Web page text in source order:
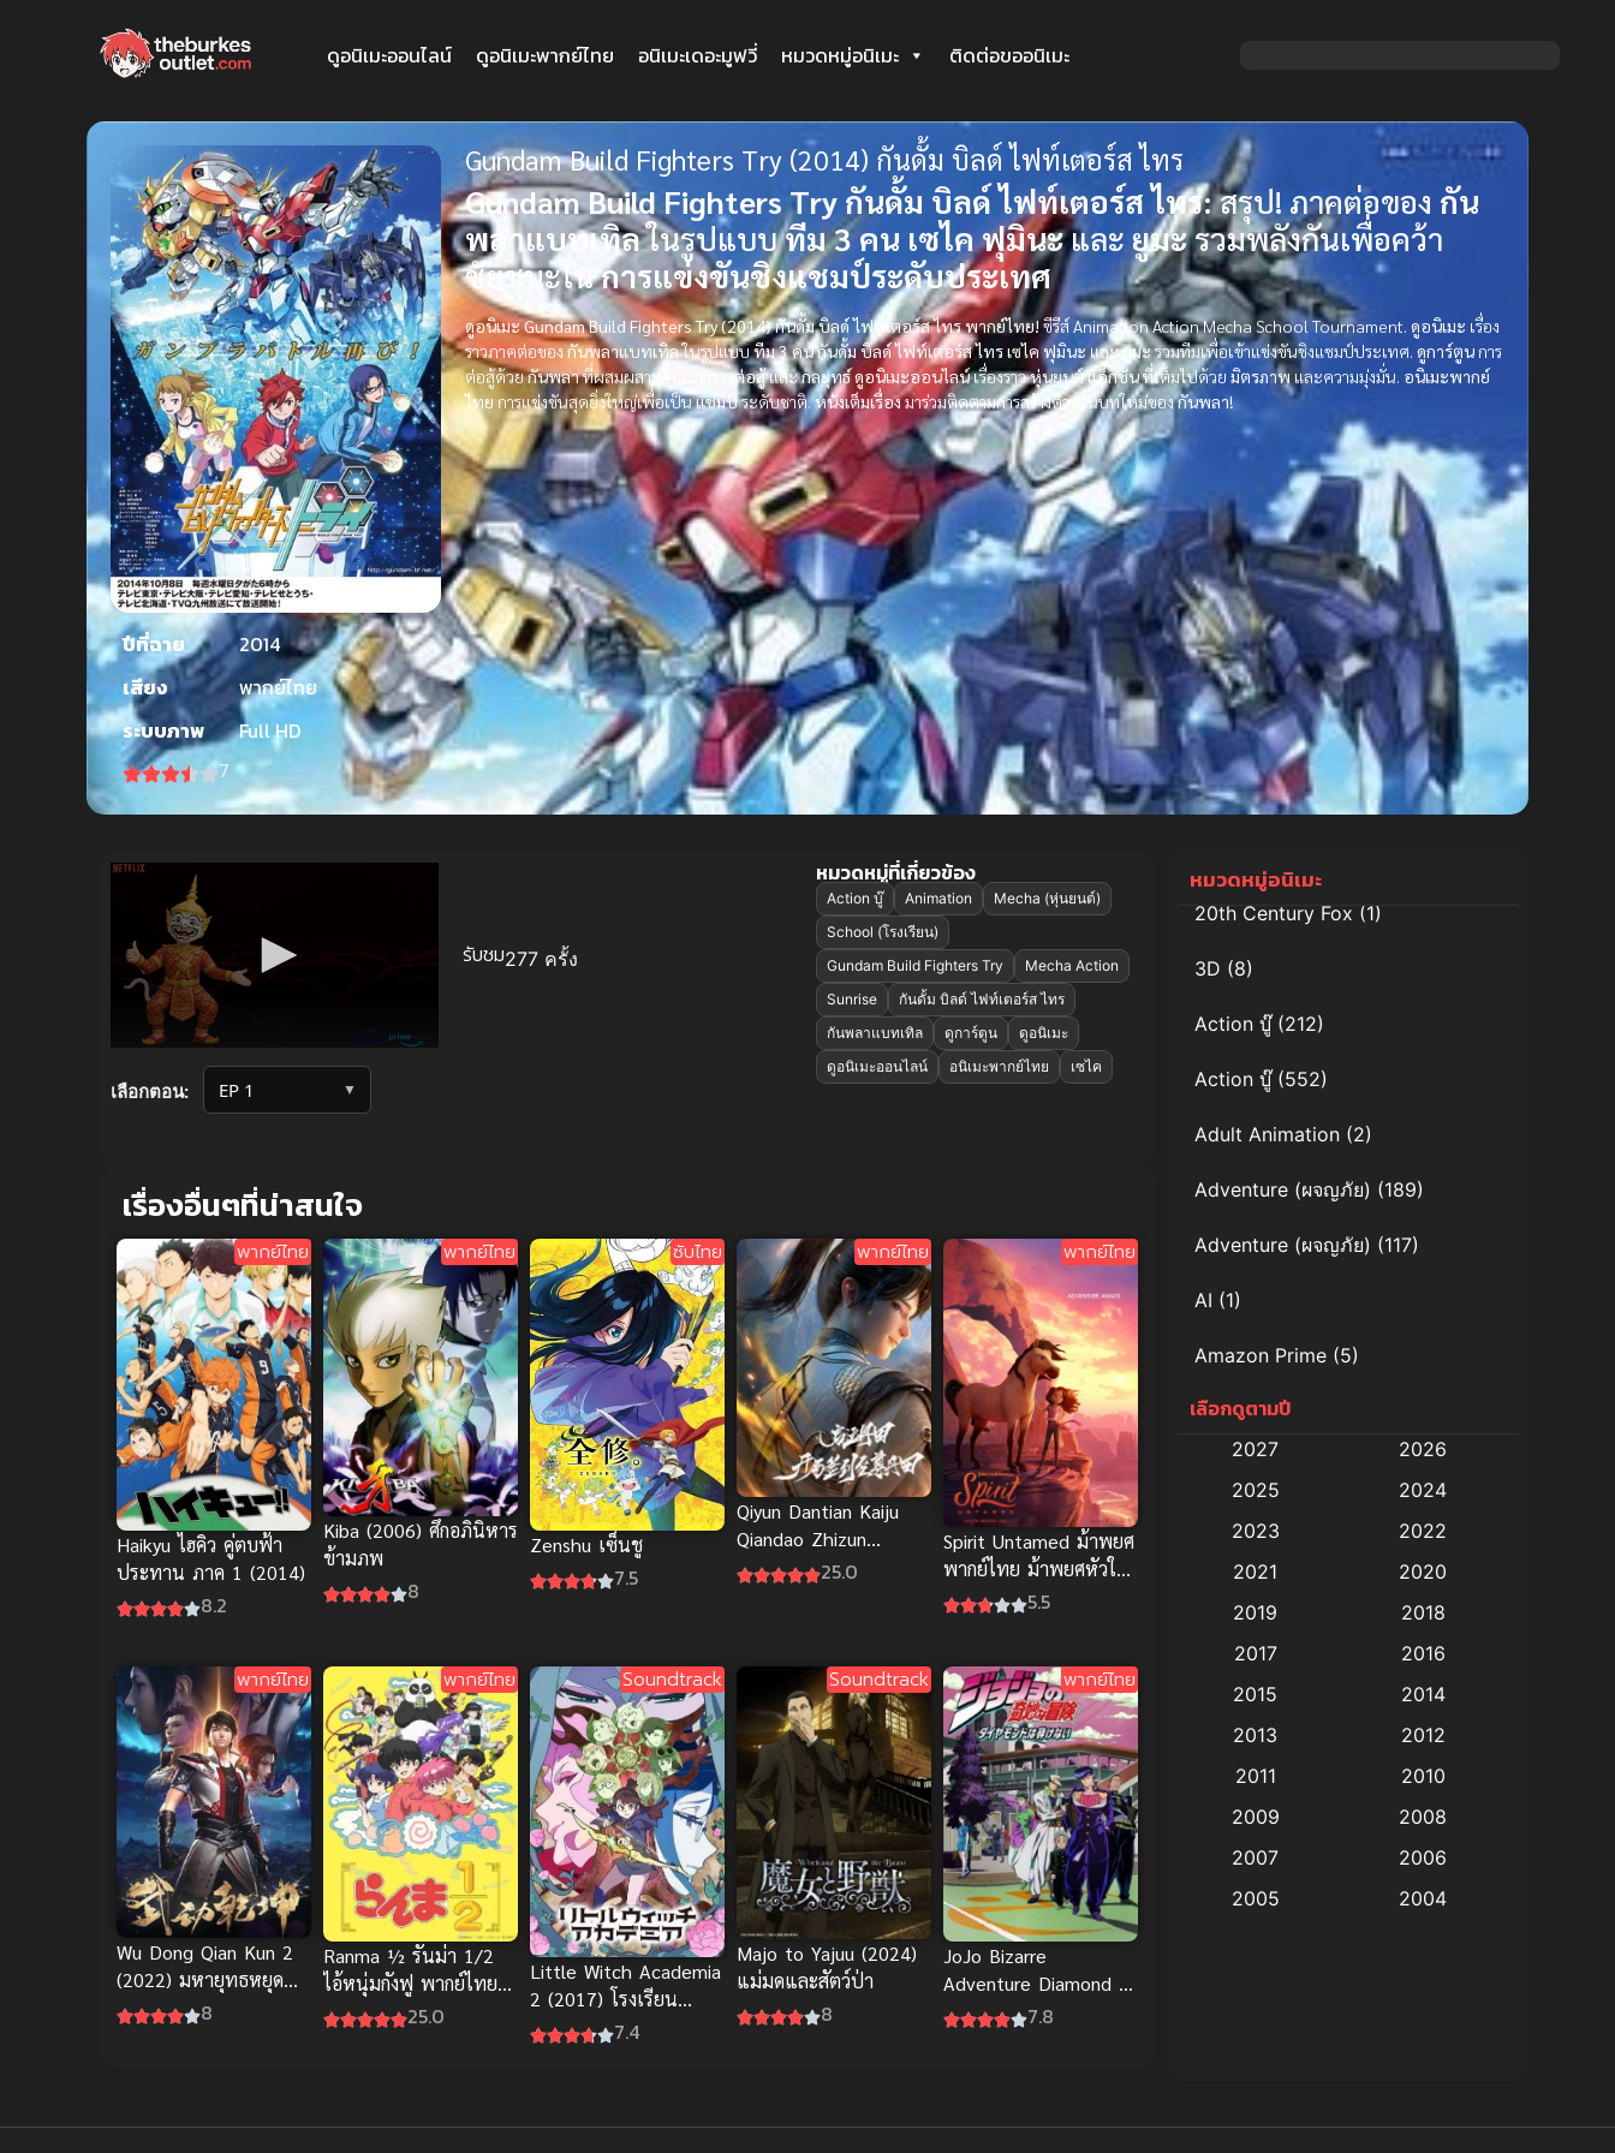
ดูอนิเมะออนไลน์ ดูอนิเมะพากย์ไทย อนิเมะเดอะมูฟวี่ หมวดหมู่อนิเมะ ติดต่อขออนิเมะ
ปีที่ฉาย
2014
เสียง
พากย์ไทย
ระบบภาพ
Full HD
7
Gundam Build Fighters Try (2014) กันดั้ม บิลด์ ไฟท์เตอร์ส ไทร
Gundam Build Fighters Try กันดั้ม บิลด์ ไฟท์เตอร์ส ไทร:สรุป! ภาคต่อของ กัน
พลาแบทเทิลในรูปแบบทีม 3 คน เซไคฟุมินะและ ยูมะรวมพลังกันเพื่อคว้า
ชัยชนะในการแข่งขันชิงแชมป์ระดับประเทศ
ดูอนิเมะ Gundam Build Fighters Try (2014) กันดั้ม บิลด์ ไฟท์เตอร์ส ไทร พากย์ไทย!ซีรีส์ Animation Action Mecha School Tournament. ดูอนิเมะ เรื่อง
ราวภาคต่อของกันพลาแบทเทิลในรูปแบบทีม 3 คนกันดั้ม บิลด์ ไฟท์เตอร์ส ไทรเซไค ฟุมินะและยูมะรวมทีมเพื่อเข้าแข่งขันชิงแชมป์ประเทศ. ดูการ์ตูนการ
ต่อสู้ด้วยกันพลาที่ผสมผสาน ศิลปะการต่อสู้และกลยุทธ์ดูอนิเมะออนไลน์เรื่องราวหุ่นยนต์แอ็กชันที่เต็มไปด้วย มิตรภาพ และความมุ่งมั่น. อนิเมะพากย์
ไทย การแข่งขันสุดยิ่งใหญ่เพื่อเป็นแชมป์ระดับชาติ.หนังเต็มเรื่องมาร่วมติดตามการสร้างตำนานบทใหม่ของกันพลา!
เลือกตอน: ▼
รับชม277 ครั้ง
หมวดหมู่ที่เกี่ยวข้อง
Action บู๊ Animation
Mecha (หุ่นยนต์)
School (โรงเรียน)
Gundam Build Fighters Try
Mecha Action
Sunrise
กันดั้ม บิลด์ ไฟท์เตอร์ส ไทร
กันพลาแบทเทิล
ดูการ์ตูน
ดูอนิเมะ
ดูอนิเมะออนไลน์
อนิเมะพากย์ไทย เซไค
เรื่องอื่นๆที่น่าสนใจ
พากย์ไทย
Haikyu ไฮคิว คู่ตบฟ้า
ประทาน ภาค 1 (2014)
8.2
พากย์ไทย
Kiba (2006) ศึกอภินิหาร
ข้ามภพ
8
ซับไทย
Zenshu เซ็นชู
7.5
พากย์ไทย
Qiyun Dantian Kaiju
Qiandao Zhizun
Dantian ซับไทย
25.0
พากย์ไทย
Spirit Untamed ม้าพยศ
พากย์ไทย ม้าพยศหัวใจ
แกร่ง แอนิเมชันภาพ
5.5
พากย์ไทย
Wu Dong Qian Kun 2
(2022) มหายุทธหยุด
พิภพ ภาค 2
8
พากย์ไทย
Ranma ½ รันม่า 1/2
ไอ้หนุ่มกังฟู พากย์ไทย
ซับไทย
25.0
Soundtrack
Little Witch Academia
2 (2017) โรงเรียน
เวทมนตร์แม่มดน้อย
7.4
Soundtrack
Majo to Yajuu (2024)
แม่มดและสัตว์ป่า
8
พากย์ไทย
JoJo Bizarre
Adventure Diamond Is
Unbreakable โจโจ้
7.8
หมวดหมู่อนิเมะ
20th Century Fox(1)
3D (8)
Action บู๊(212)
Action บู๊(552)
Adult Animation (2)
Adventure (ผจญภัย) (189)
Adventure (ผจญภัย) (117)
AI (1)
Amazon Prime (5)
Anal (ประตูหลัง)
Animation การ์ตูน
Animation อนิเมะ
Animation แอนิเมชัน (19)
anime(9)
Big tits (นมใหญ่)
Bitch (ผู้หญิงร่าน)
boys love(1)
เลือกดูตามปี
2027
2026
2025
2024
2023
2022
2021
2020
2019
2018
2017
2016
2015
2014
2013
2012
2011
2010
2009
2008
2007
2006
2005
2004